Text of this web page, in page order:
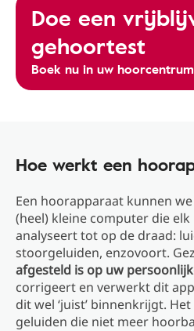
Doe een
gehoortest
Boek nu in uw hoorcentrum
Hoe werkt een
Een hoorapparaat kunnen
(heel) kleine computer die
analyseert tot op de draad:
stoorgeluiden, enzovoort.
afgesteld is op uw
corrigeert en verwerkt dit
dit wel ‘juist’ binnenkrijgt.
geluiden die niet meer